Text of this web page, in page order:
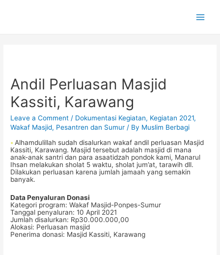
Andil Perluasan Masjid
Kassiti, Karawang
Leave a Comment / Dokumentasi Kegiatan, Kegiatan 2021,
Wakaf Masjid, Pesantren dan Sumur / By Muslim Berbagi
• Alhamdulillah sudah disalurkan wakaf andil perluasan Masjid
Kassiti, Karawang. Masjid tersebut adalah masjid di mana
anak-anak santri dan para asaatidzah pondok kami, Manarul
Ihsan melakukan sholat 5 waktu, sholat jum’at, tarawih dll.
Dilakukan perluasan karena jumlah jamaah yang semakin
banyak.
Data Penyaluran Donasi
Kategori program: Wakaf Masjid-Ponpes-Sumur
Tanggal penyaluran: 10 April 2021
Jumlah disalurkan: Rp30.000.000,00
Alokasi: Perluasan masjid
Penerima donasi: Masjid Kassiti, Karawang